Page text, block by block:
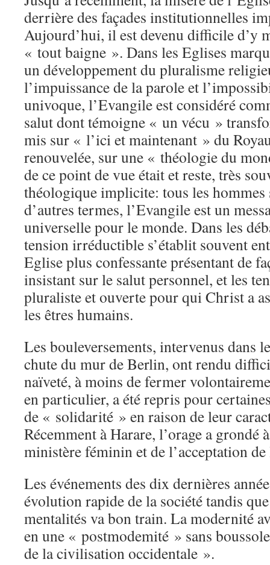
derrière des façades institutionnelles
Aujourd’hui, il est devenu difficile d’y
« tout baigne ». Dans les Eglises
un développement du pluralisme
l’impuissance de la parole et
univoque, l’Evangile est considéré
salut dont témoigne « un vécu »
mis sur « l’ici et maintenant » du
renouvelée, sur une « théologie du
de ce point de vue était et reste, très
théologique implicite: tous les hommes
d’autres termes, l’Evangile est un
universelle pour le monde. Dans les
tension irréductible s’établit souvent
Eglise plus confessante présentant de
insistant sur le salut personnel, et les
pluraliste et ouverte pour qui Christ a
les êtres humains.
Les bouleversements, intervenus dans
chute du mur de Berlin, ont rendu
naïveté, à moins de fermer
en particulier, a été repris pour
de « solidarité » en raison de leur
Récemment à Harare, l’orage a grondé
ministère féminin et de l’acceptation
Les événements des dix dernières
évolution rapide de la société tandis
mentalités va bon train. La modernité
en une « postmodemité » sans
de la civilisation occidentale ».